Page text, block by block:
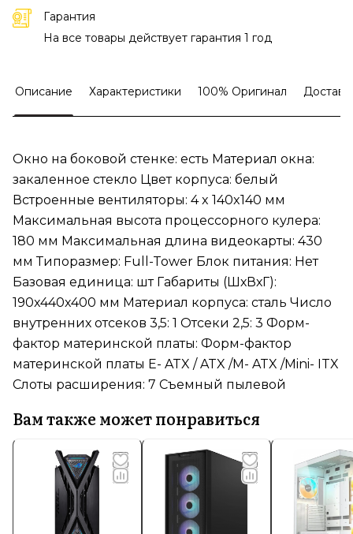
Гарантия
На все товары действует гарантия 1 год
Описание Характеристики 100% Оригинал
Окно на боковой стенке: есть Материал окна:
закаленное стекло Цвет корпуса: белый
Встроенные вентиляторы: 4 x 140x140 мм
Максимальная высота процессорного кулера:
180 мм Максимальная длина видеокарты: 430
мм Типоразмер: Full-Tower Блок питания: Нет
Базовая единица: шт Габариты (ШхВхГ):
190x440x400 мм Материал корпуса: сталь Число
внутренних отсеков 3,5: 1 Отсеки 2,5: 3 Форм-
фактор материнской платы: Форм-фактор
материнской платы E- ATX / ATX /M- ATX /Mini- ITX
Слоты расширения: 7 Съемный пылевой
Вам также может понравиться